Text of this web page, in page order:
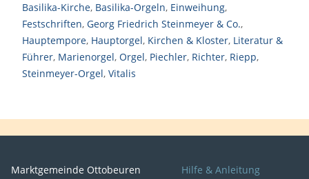
Basilika-Kirche, Basilika-Orgeln, Einweihung,
Festschriften, Georg Friedrich Steinmeyer & Co.,
Hauptempore, Hauptorgel, Kirchen & Kloster, Literatur &
Führer, Marienorgel, Orgel, Piechler, Richter, Riepp,
Steinmeyer-Orgel, Vitalis
Marktgemeinde Ottobeuren
Hilfe & Anleitung